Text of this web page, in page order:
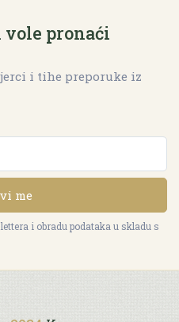
pronaći
i tihe preporuke iz
me
i obradu podataka u skladu s